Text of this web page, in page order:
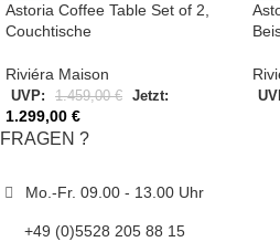
Astoria Coffee Table Set of 2,
Couchtische
Riviéra Maison
UVP: 1.459,00€ Jetzt:
1.299,00 €
FRAGEN ?
Mo.-Fr. 09.00 - 13.00 Uhr
+49 (0)5528 205 88 15